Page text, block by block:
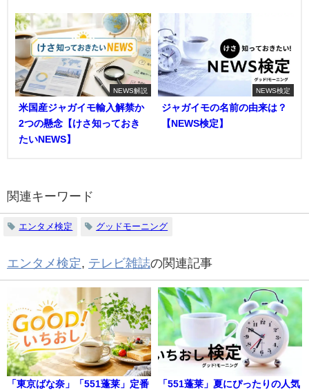
NEWS解説
米国産ジャガイモ輸入解禁か
2つの懸念【けさ知っておき
たいNEWS】
NEWS検定
ジャガイモの名前の由来は？
【NEWS検定】
関連キーワード
エンタメ検定 グッドモーニング
エンタメ検定, テレビ雑誌の関連記事
「東京ばな奈」「551蓬莱」定番
「551蓬莱」夏にぴったりの人気